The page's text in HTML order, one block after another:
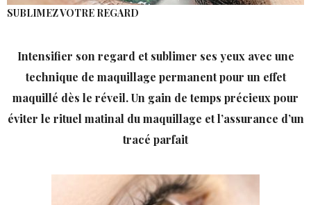
SUBLIMEZ VOTRE REGARD
Intensifier son regard et sublimer ses yeux avec une
technique de maquillage permanent pour un effet
maquillé dès le réveil. Un gain de temps précieux pour
éviter le rituel matinal du maquillage et l’assurance d’un
tracé parfait